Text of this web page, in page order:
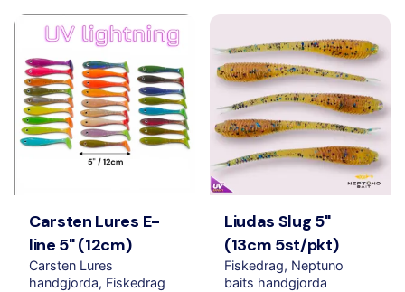
tiger UV
Carsten Lures E-
line 5" (12cm)
Carsten Lures
handgjorda Fiskedrag
Liudas Slug 5"
(13cm 5st/pkt)
Fiskedrag Neptuno
baits handgjorda